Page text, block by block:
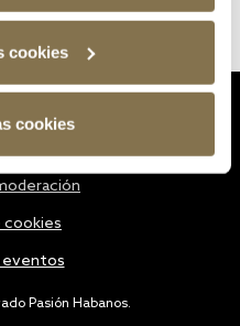
cookies
cookies
Pasión Habanos.
cookies
eventos